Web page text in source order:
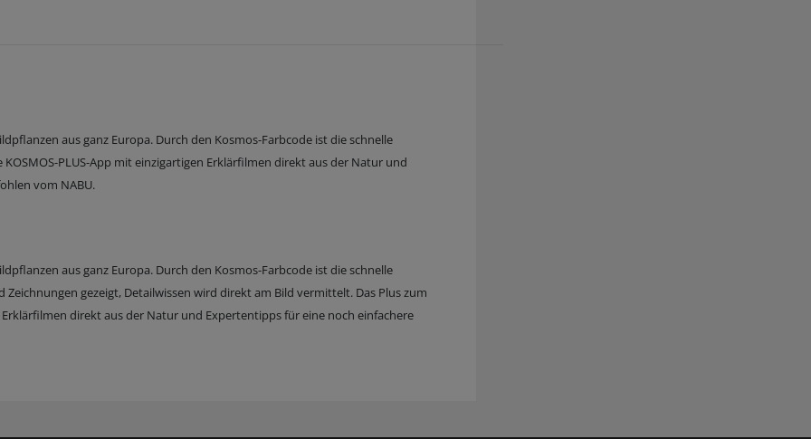
aus ganz Europa. Durch den Kosmos-Farbcode ist die schnelle
PLUS-App mit einzigartigen Erklärfilmen direkt aus der Natur und
vom NABU.
aus ganz Europa. Durch den Kosmos-Farbcode ist die schnelle
gezeigt, Detailwissen wird direkt am Bild vermittelt. Das Plus zum
direkt aus der Natur und Expertentipps für eine noch einfachere